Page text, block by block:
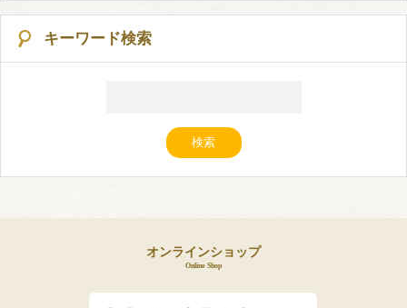
キーワード検索
オンラインショップ
Online Shop